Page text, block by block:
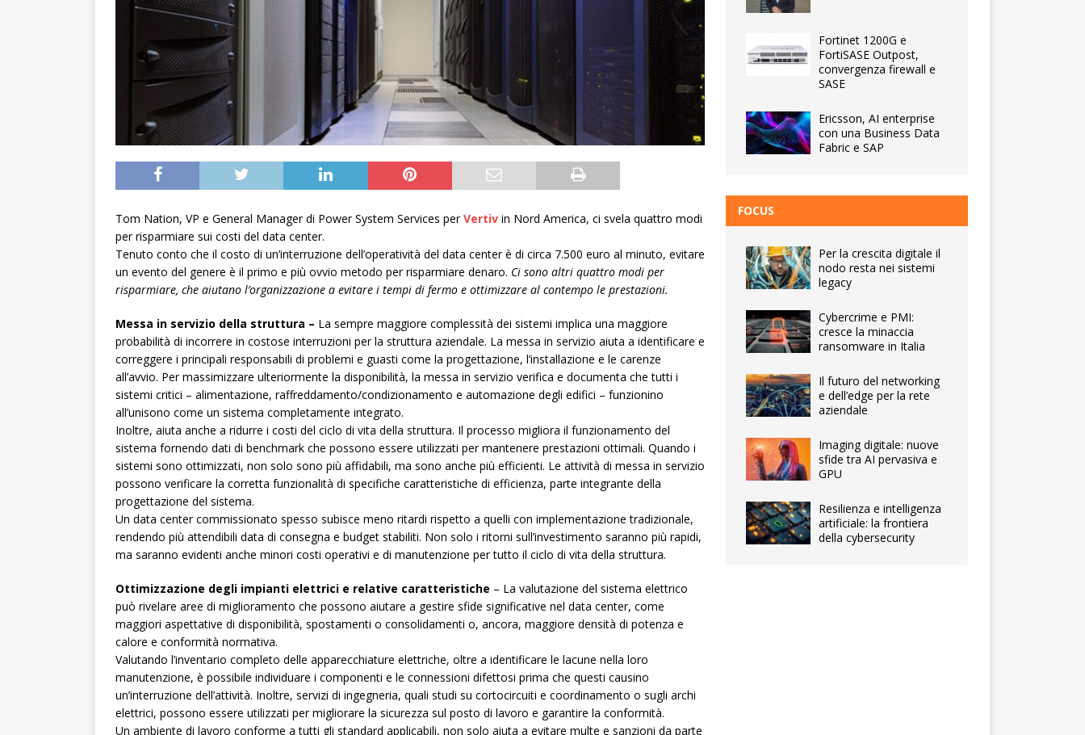
Tom Nation, VP e General Manager di Power System Services perVertiv in Nord America, ci svela quattro modi
per risparmiare sui costi del data center.
Tenuto conto che il costo di un’interruzione dell’operatività del data center è di circa 7.500 euro al minuto, evitare
un evento del genere è il primo e più ovvio metodo per risparmiare denaro. Ci sono altri quattro modi per
risparmiare, che aiutano l’organizzazione a evitare i tempi di fermo e ottimizzare al contempo le prestazioni.
Messa in servizio della struttura – La sempre maggiore complessità dei sistemi implica una maggiore
probabilità di incorrere in costose interruzioni per la struttura aziendale. La messa in servizio aiuta a identificare e
correggere i principali responsabili di problemi e guasti come la progettazione, l’installazione e le carenze
all’avvio. Per massimizzare ulteriormente la disponibilità, la messa in servizio verifica e documenta che tutti i
sistemi critici – alimentazione, raffreddamento/condizionamento e automazione degli edifici – funzionino
all’unisono come un sistema completamente integrato.
Inoltre, aiuta anche a ridurre i costi del ciclo di vita della struttura. Il processo migliora il funzionamento del
sistema fornendo dati di benchmark che possono essere utilizzati per mantenere prestazioni ottimali. Quando i
sistemi sono ottimizzati, non solo sono più affidabili, ma sono anche più efficienti. Le attività di messa in servizio
possono verificare la corretta funzionalità di specifiche caratteristiche di efficienza, parte integrante della
progettazione del sistema.
Un data center commissionato spesso subisce meno ritardi rispetto a quelli con implementazione tradizionale,
rendendo più attendibili data di consegna e budget stabiliti. Non solo i ritorni sull’investimento saranno più rapidi,
ma saranno evidenti anche minori costi operativi e di manutenzione per tutto il ciclo di vita della struttura.
Ottimizzazione degli impianti elettrici e relative caratteristiche – La valutazione del sistema elettrico
può rivelare aree di miglioramento che possono aiutare a gestire sfide significative nel data center, come
maggiori aspettative di disponibilità, spostamenti o consolidamenti o, ancora, maggiore densità di potenza e
calore e conformità normativa.
Valutando l’inventario completo delle apparecchiature elettriche, oltre a identificare le lacune nella loro
manutenzione, è possibile individuare i componenti e le connessioni difettosi prima che questi causino
un’interruzione dell’attività. Inoltre, servizi di ingegneria, quali studi su cortocircuiti e coordinamento o sugli archi
elettrici, possono essere utilizzati per migliorare la sicurezza sul posto di lavoro e garantire la conformità.
Un ambiente di lavoro conforme a tutti gli standard applicabili, non solo aiuta a evitare multe e sanzioni da parte
Fortinet 1200G e
FortiSASE Outpost,
convergenza firewall e
SASE
Ericsson, AI enterprise
con una Business Data
Fabric e SAP
FOCUS
Per la crescita digitale il
nodo resta nei sistemi
legacy
Cybercrime e PMI:
cresce la minaccia
ransomware in Italia
Il futuro del networking
e dell’edge per la rete
aziendale
Imaging digitale: nuove
sfide tra AI pervasiva e
GPU
Resilienza e intelligenza
artificiale: la frontiera
della cybersecurity